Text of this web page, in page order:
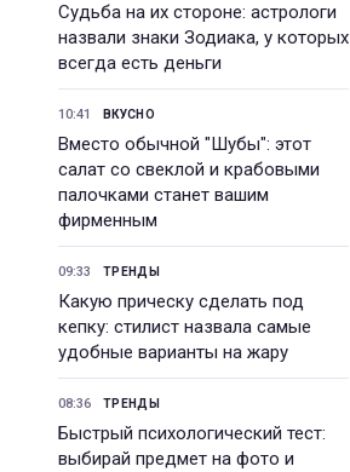
Судьба на их стороне: астрологи
назвали знаки Зодиака, у которых
всегда есть деньги
10:41 ВКУСНО
Вместо обычной "Шубы": этот
салат со свеклой и крабовыми
палочками станет вашим
фирменным
09:33 ТРЕНДЫ
Какую прическу сделать под
кепку: стилист назвала самые
удобные варианты на жару
08:36 ТРЕНДЫ
Быстрый психологический тест:
выбирай предмет на фото и